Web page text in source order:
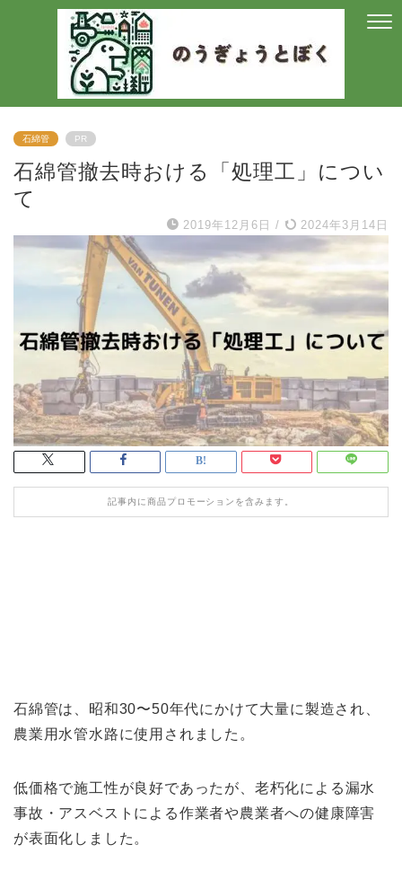
石綿管 PR
石綿管撤去時おける「処理工」につい
て
2019年12月6日 / 2024年3月14日
記事内に商品プロモーションを含みます。
石綿管は、 昭和30〜50年代にかけて大量に製造され
農業用水管水路に使用されました。
低価格で施工性が良好であ ったが、 老朽化に よる漏水
事故・ アスベストによ る作業者や農業者への健 康障害
が表面化しました。